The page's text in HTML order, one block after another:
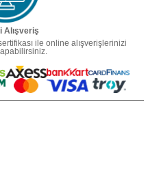
Alışveriş
ile online alışverişlerinizi